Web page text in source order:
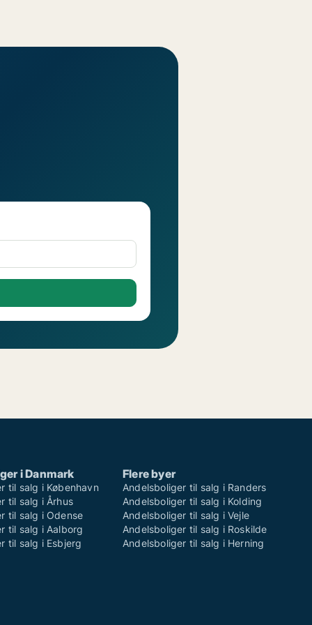
i Danmark
til salg i København
til salg i Århus
til salg i Odense
til salg i Aalborg
til salg i Esbjerg
Flere byer
Andelsboliger til salg i Randers
Andelsboliger til salg i Kolding
Andelsboliger til salg i Vejle
Andelsboliger til salg i Roskilde
Andelsboliger til salg i Herning